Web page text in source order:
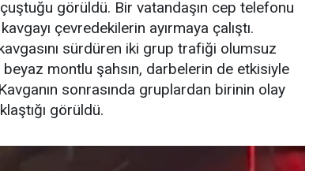
görüldü. Bir vatandaşın cep telefonu
çevredekilerin ayırmaya çalıştı.
sürdüren iki grup trafiği olumsuz
montlu şahsın, darbelerin de etkisiyle
sonrasında gruplardan birinin olay
görüldü.